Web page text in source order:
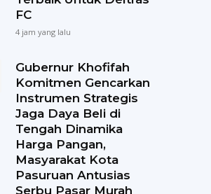
FC
4 jam yang lalu
Gubernur Khofifah
Komitmen Gencarkan
Instrumen Strategis
Jaga Daya Beli di
Tengah Dinamika
Harga Pangan,
Masyarakat Kota
Pasuruan Antusias
Serbu Pasar Murah